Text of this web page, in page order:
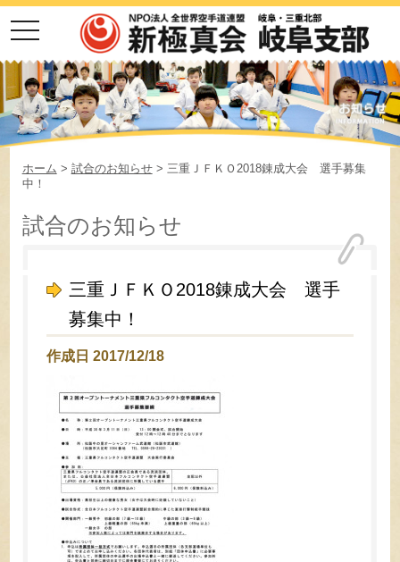
toggle
navigation
ホーム > 試合のお知らせ> 三重ＪＦＫＯ2018錬成大会 選手募集
中！
試合のお知らせ
三重ＪＦＫＯ2018錬成大会 選手
募集中！
作成日 2017/12/18